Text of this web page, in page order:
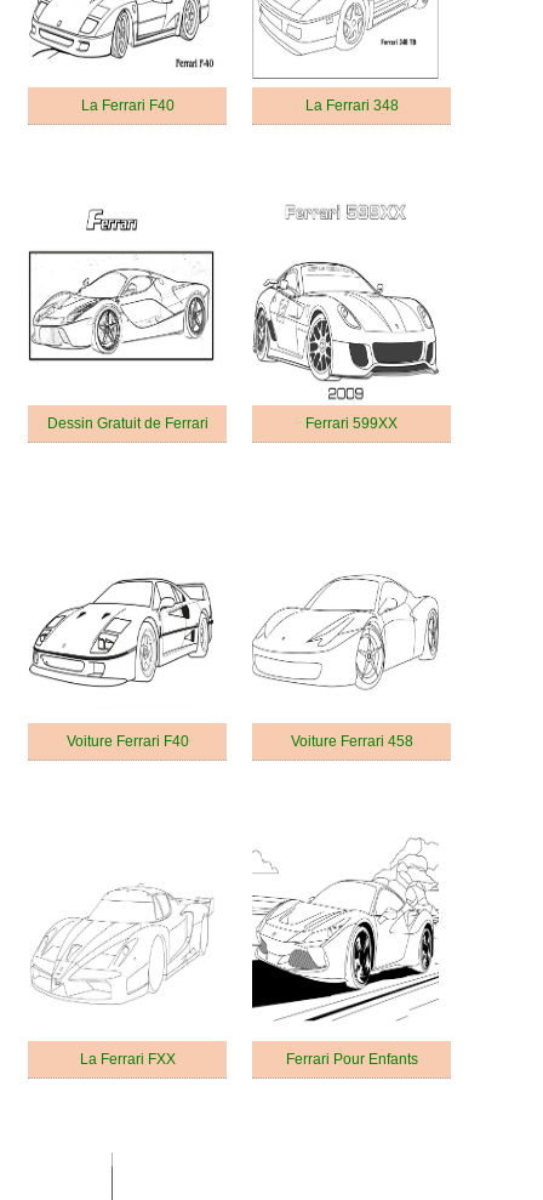
La Ferrari F40 La Ferrari 348
Dessin Gratuit de Ferrari Ferrari 599XX
Voiture Ferrari F40 Voiture Ferrari 458
La Ferrari FXX Ferrari Pour Enfants